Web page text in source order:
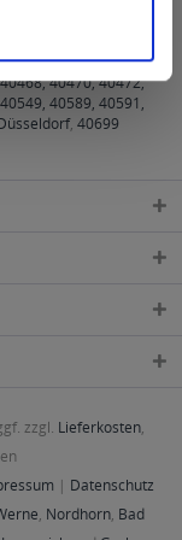
40223, 40225,
40470, 40472,
40589, 40591,
, 40699
zzgl. Lieferkosten,
| Datenschutz
, Nordhorn, Bad